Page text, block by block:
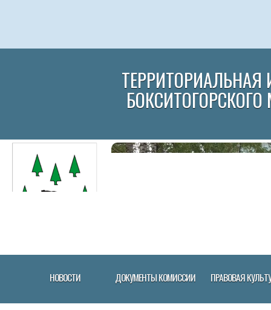
НОВОСТИ ДОКУМЕНТЫ КОМИССИИ ПРАВОВАЯ